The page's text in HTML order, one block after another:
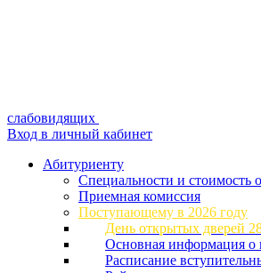
слабовидящих
Вход в личный кабинет
Абитуриенту
Специальности и стоимость
Приемная комиссия
Поступающему в 2026 году
День открытых дверей
Основная информация о
Расписание